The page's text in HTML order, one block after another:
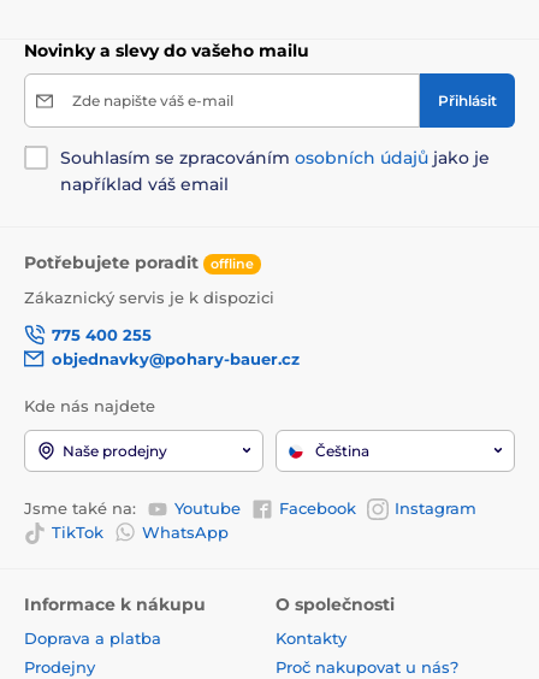
Novinky a slevy do vašeho mailu
Zde napište váš e-mail Přihlásit
Souhlasím se zpracováním osobních údajů jako je
například váš email
Potřebujete poradit offline
Zákaznický servis je k dispozici
775 400 255
objednavky@pohary-bauer.cz
Kde nás najdete
Naše prodejny Čeština
Jsme také na: Youtube Facebook
Instagram
TikTok
WhatsApp
Informace k nákupu
Doprava a platba
Prodejny
O společnosti
Kontakty
Proč nakupovat u nás?